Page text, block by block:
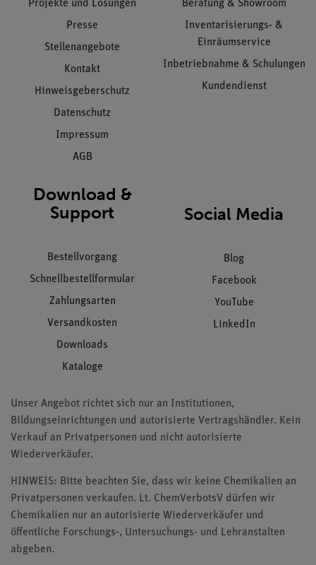
Projekte und Lösungen
Presse
Stellenangebote
Kontakt
Hinweisgeberschutz
Datenschutz
Impressum
AGB
Beratung & Showroom
Inventarisierungs- &
Einräumservice
Inbetriebnahme & Schulungen
Kundendienst
Download &
Support
Bestellvorgang
Schnellbestellformular
Zahlungsarten
Versandkosten
Downloads
Kataloge
Social Media
Blog
Facebook
YouTube
LinkedIn
Unser Angebot richtet sich nur an Institutionen,
Bildungseinrichtungen und autorisierte Vertragshändler. Kein
Verkauf an Privatpersonen und nicht autorisierte
Wiederverkäufer.
HINWEIS: Bitte beachten Sie, dass wir keine Chemikalien an
Privatpersonen verkaufen. Lt. ChemVerbotsV dürfen wir
Chemikalien nur an autorisierte Wiederverkäufer und
öffentliche Forschungs-, Untersuchungs- und Lehranstalten
abgeben.